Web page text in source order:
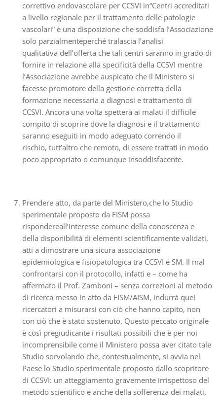
correttivo endovascolare per CCSVI in“Centri accreditati
a livello regionale per il trattamento delle patologie
vascolari” è una disposizione che soddisfa l’Associazione
solo parzialmenteperché tralascia l’analisi
qualitativa dell’offerta che tali centri saranno in grado di
fornire in relazione alla specificità della CCSVI mentre
l’Associazione avrebbe auspicato che il Ministero si
facesse promotore della gestione corretta della
formazione necessaria a diagnosi e trattamento di
CCSVI. Ancora una volta spetterà ai malati il difficile
compito di scoprire dove la diagnosi e il trattamento
saranno eseguiti in modo adeguato correndo il
rischio, tutt’altro che remoto, di essere trattati in modo
poco appropriato o comunque insoddisfacente.
Prendere atto, da parte del Ministero,che lo Studio
sperimentale proposto da FISM possa
rispondereall’interesse comune della conoscenza e
della disponibilità di elementi scientificamente validati,
atti a dimostrare una sicura associazione
epidemiologica e fisiopatologica tra CCSVI e SM. Il mal
confrontarsi con il protocollo, infatti e – come ha
affermato il Prof. Zamboni – senza correzioni al metodo
di ricerca messo in atto da FISM/AISM, indurrà quei
ricercatori a misurarsi con ciò che hanno capito, non
con ciò che è stato sostenuto. Questo peccato originale
è così pregiudicante i risultati possibili che è per noi
incomprensibile come il Ministero possa aver citato tale
Studio sorvolando che, contestualmente, si avvia nel
Paese lo Studio sperimentale proposto dallo scopritore
di CCSVI: un atteggiamento gravemente irrispettoso del
metodo scientifico e anche della sofferenza dei malati.